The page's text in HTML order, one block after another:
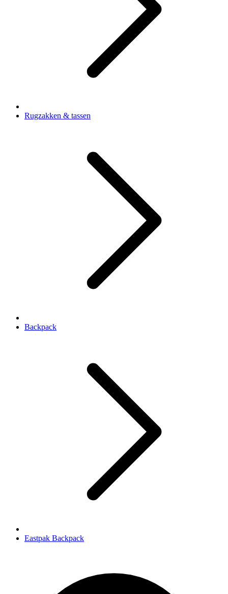
Rugzakken & tassen
Backpack
Eastpak Backpack